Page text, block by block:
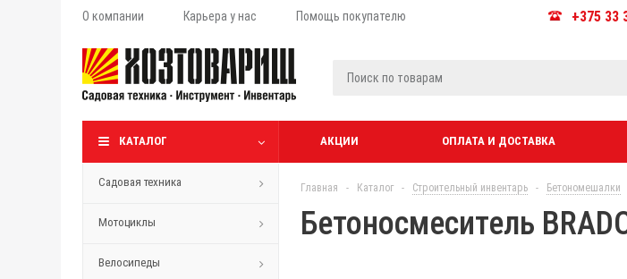
О компании Карьера у нас Помощь покупателю +375 33
КАТАЛОГ АКЦИИ ОПЛАТА И ДОСТАВКА
Садовая техника
Мотоциклы
Велосипеды
Главная - Каталог - Строительный инвентарь - Бетономешалки
Бетоносмеситель